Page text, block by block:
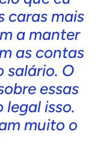
caras mais
a manter
as contas
salário. O
essas
legal isso.
muito o